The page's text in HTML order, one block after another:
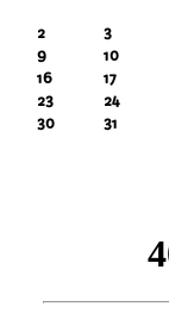
2
3
9
10
16
17
23
24
30
31